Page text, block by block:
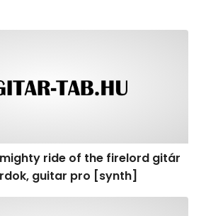
ride of the firelord gitár
guitar pro [synth]